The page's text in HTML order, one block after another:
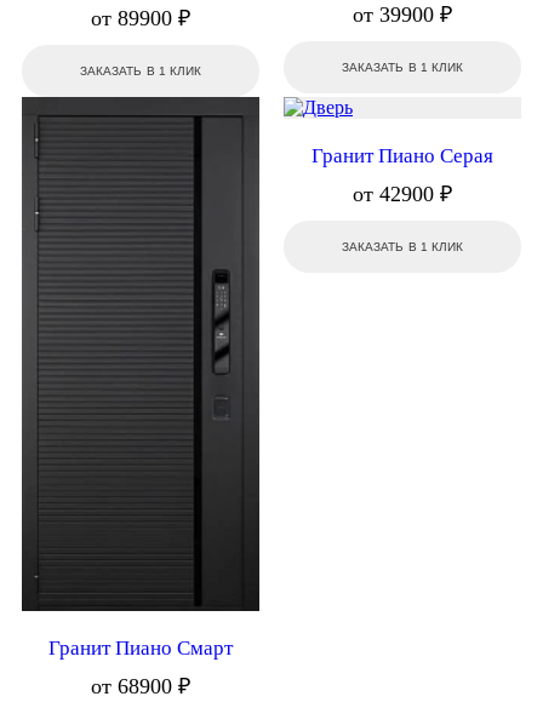
от 89900 ₽
ЗАКАЗАТЬ В 1 КЛИК
от 39900 ₽
ЗАКАЗАТЬ В 1 КЛИК
Гранит Пиано Смарт
от 68900 ₽
Гранит Пиано Серая
от 42900 ₽
ЗАКАЗАТЬ В 1 КЛИК